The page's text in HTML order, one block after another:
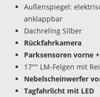
Außenspiegel:
anklappbar
Dachreling Silber
Rückfahrkamera
Parksensoren vorne
17"" LM-Felgen mit
Nebelscheinwerfer
Tagfahrlicht mit LED